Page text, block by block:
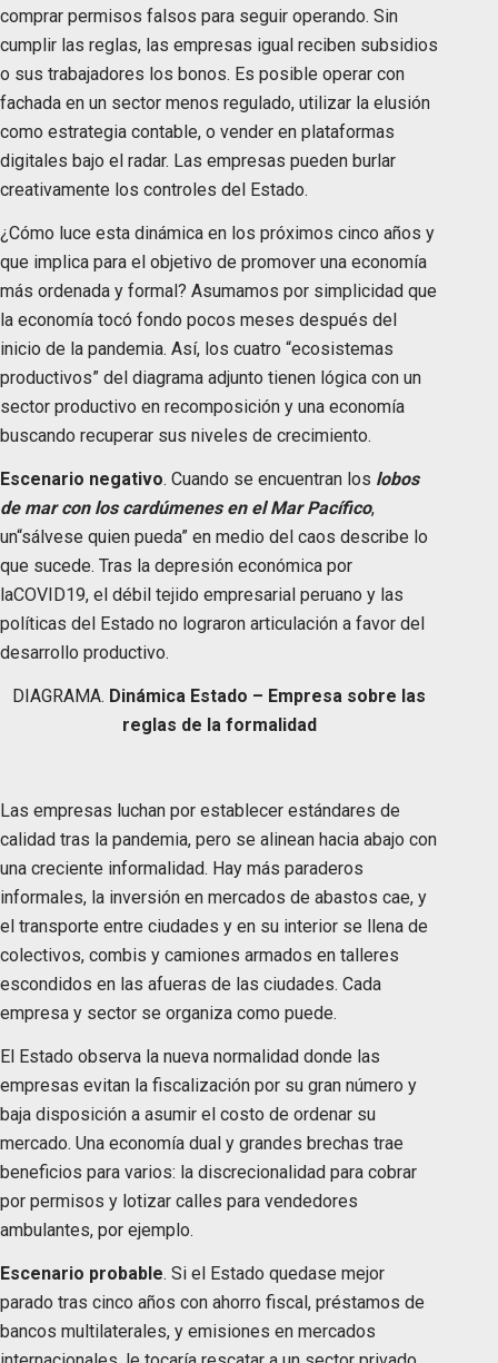
comprar permisos falsos para seguir operando. Sin
cumplir las reglas, las empresas igual reciben subsidios
o sus trabajadores los bonos. Es posible operar con
fachada en un sector menos regulado, utilizar la elusión
como estrategia contable, o vender en plataformas
digitales bajo el radar. Las empresas pueden burlar
creativamente los controles del Estado.
¿Cómo luce esta dinámica en los próximos cinco años y
que implica para el objetivo de promover una economía
más ordenada y formal? Asumamos por simplicidad que
la economía tocó fondo pocos meses después del
inicio de la pandemia. Así, los cuatro “ecosistemas
productivos” del diagrama adjunto tienen lógica con un
sector productivo en recomposición y una economía
buscando recuperar sus niveles de crecimiento.
Escenario negativo. Cuando se encuentran los lobos
de mar con los cardúmenes en el Mar Pacífico,
un“sálvese quien pueda” en medio del caos describe lo
que sucede. Tras la depresión económica por
laCOVID19, el débil tejido empresarial peruano y las
políticas del Estado no lograron articulación a favor del
desarrollo productivo.
DIAGRAMA. Dinámica Estado – Empresa sobre las
reglas de la formalidad
Las empresas luchan por establecer estándares de
calidad tras la pandemia, pero se alinean hacia abajo con
una creciente informalidad. Hay más paraderos
informales, la inversión en mercados de abastos cae, y
el transporte entre ciudades y en su interior se llena de
colectivos, combis y camiones armados en talleres
escondidos en las afueras de las ciudades. Cada
empresa y sector se organiza como puede.
El Estado observa la nueva normalidad donde las
empresas evitan la fiscalización por su gran número y
baja disposición a asumir el costo de ordenar su
mercado. Una economía dual y grandes brechas trae
beneficios para varios: la discrecionalidad para cobrar
por permisos y lotizar calles para vendedores
ambulantes, por ejemplo.
Escenario probable. Si el Estado quedase mejor
parado tras cinco años con ahorro fiscal, préstamos de
bancos multilaterales, y emisiones en mercados